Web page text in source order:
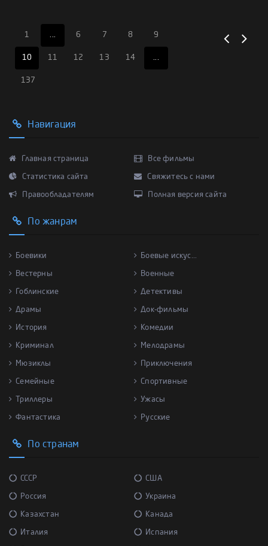
1 ... 6 7 8 9
10 11 12 13 14 ...
137
Навигация
Главная страница Все фильмы
Статистика сайта Свяжитесь с нами
Правообладателям Полная версия сайта
По жанрам
Боевики Боевые искус...
Вестерны Военные
Гоблинские Детективы
Драмы Док-фильмы
История Комедии
Криминал Мелодрамы
Мюзиклы Приключения
Семейные Спортивные
Триллеры Ужасы
Фантастика Русские
По странам
СССР США
Россия Украина
Казахстан Канада
Италия Испания